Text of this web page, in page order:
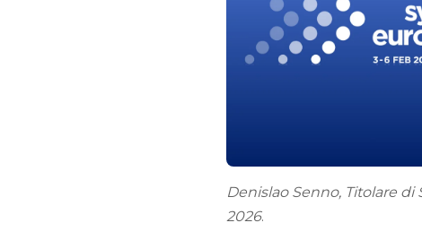
Denislao Senno, Titolare di
2026.